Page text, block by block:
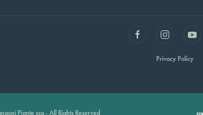
Privacy Policy
Piante ssa - All Rights Reserved